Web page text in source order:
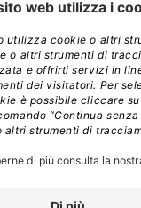
documenti o
potrà
in cui una
in un progetto